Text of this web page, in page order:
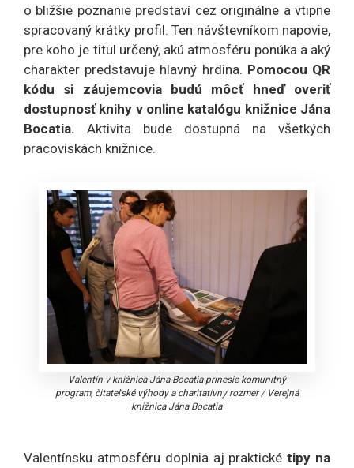
o bližšie poznanie predstaví cez originálne a vtipne
spracovaný krátky profil. Ten návštevníkom napovie,
pre koho je titul určený, akú atmosféru ponúka a aký
charakter predstavuje hlavný hrdina. Pomocou QR
kódu si záujemcovia budú môcť hneď overiť
dostupnosť knihy v online katalógu knižnice Jána
Bocatia. Aktivita bude dostupná na všetkých
pracoviskách knižnice.
Valentín v knižnica Jána Bocatia prinesie komunitný
program, čitateľské výhody a charitatívny rozmer/ Verejná
knižnica Jána Bocatia
Valentínsku atmosféru doplnia aj praktickétipy na